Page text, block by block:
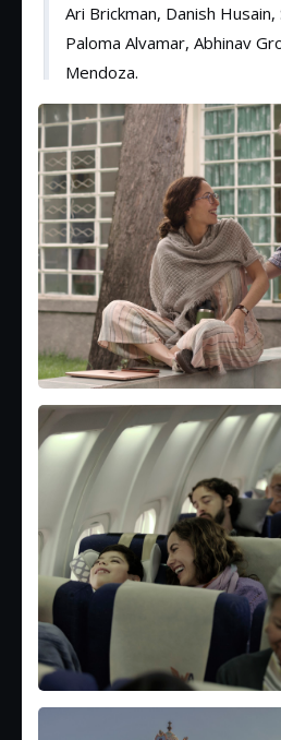
Ari Brickman, Danish
Paloma Alvamar, Abhinav
Mendoza.